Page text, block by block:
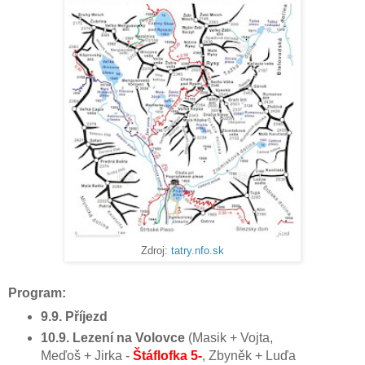
Zdroj: tatry.nfo.sk
Program:
9.9. Příjezd
10.9. Lezení na Volovce (Masik + Vojta,
Meďoš + Jirka - Štáflofka 5-, Zbyněk + Luďa